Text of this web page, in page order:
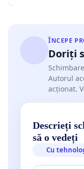
ÎNCEPE
Doriți
Autorul
acționat.
Descrieți
să o vedeți
Cu